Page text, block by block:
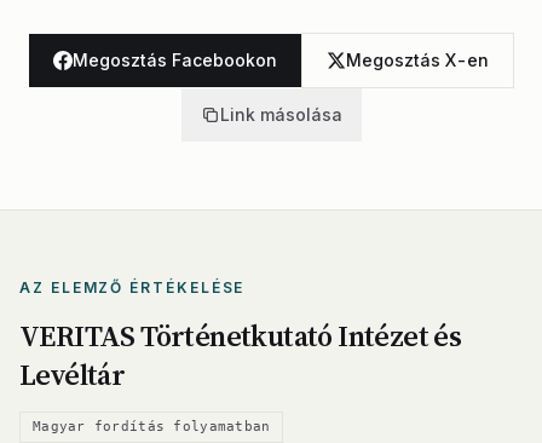
Megosztás Facebookon Megosztás X-en
Link másolása
AZ ELEMZŐ ÉRTÉKELÉSE
VERITAS Történetkutató Intézet és
Levéltár
Magyar fordítás folyamatban